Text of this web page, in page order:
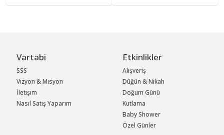
Vartabi
SSS
Vizyon & Misyon
İletişim
Nasıl Satış Yaparım
Etkinlikler
Alışveriş
Düğün & Nikah
Doğum Günü
Kutlama
Baby Shower
Özel Günler